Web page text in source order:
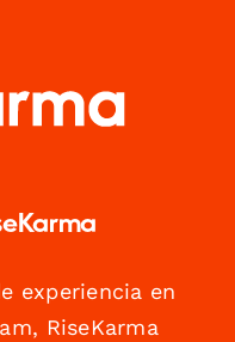
experiencia en
RiseKarma